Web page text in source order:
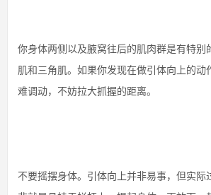
你身体两侧以及腋窝往后的肌肉群是有特别
肌和三角肌。如果你发现在做引体向上的动
难调动，不妨拉大抓握的距离。
不要摇摆身体。引体向上并非易事，但实际